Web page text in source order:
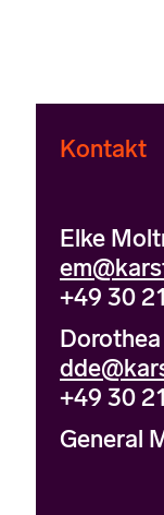
Kontakt
Elke
+49 30
+49 30
General